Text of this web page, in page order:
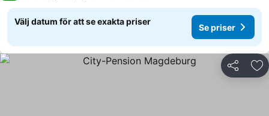
Välj datum för att se exakta priser
Se priser
Dela